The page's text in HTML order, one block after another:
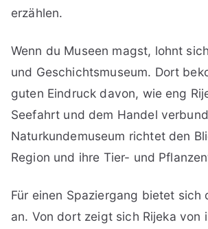
erzählen.
Wenn du Museen magst, lohnt
und Geschichtsmuseum. Dort
guten Eindruck davon, wie eng
Seefahrt und dem Handel
Naturkundemuseum richtet den
Region und ihre Tier- und
Für einen Spaziergang bietet sich
an. Von dort zeigt sich Rijeka von